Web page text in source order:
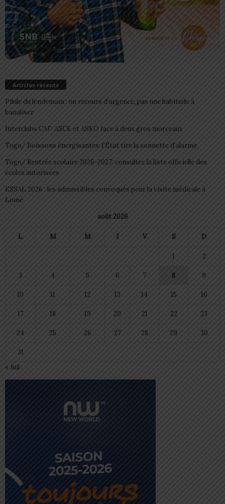
Articles récents
Pilule du lendemain : un recours d’urgence, pas une habitude à
banaliser
Interclubs CAF: ASCK et ASKO face à deux gros morceaux
Togo/ Boissons énergisantes: l’État tire la sonnette d’alarme
Togo/ Rentrée scolaire 2026-2027: consultez la liste officielle des
écoles autorisées
ESSAL 2026 : les admissibles convoqués pour la visite médicale à
Lomé
août 2026
L M M J V S D
1 2
3 4 5 6 7 8 9
10 11 12 13 14 15 16
17 18 19 20 21 22 23
24 25 26 27 28 29 30
31
« Juil